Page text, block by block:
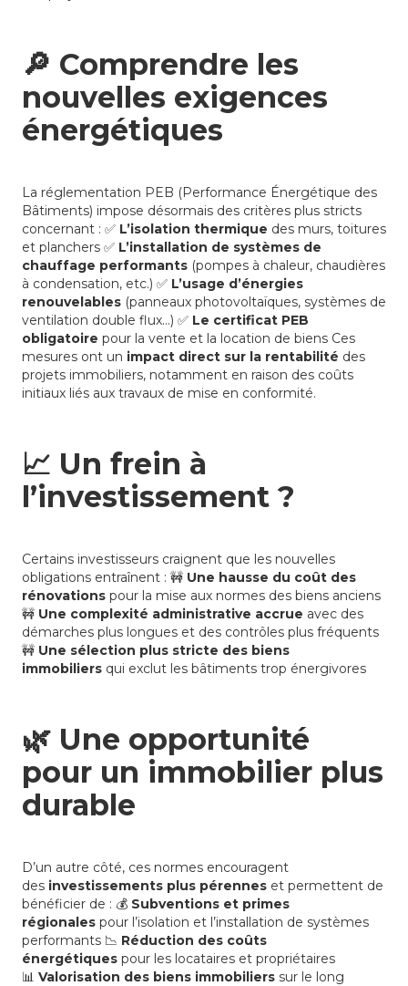
🔎 Comprendre les
nouvelles exigences
énergétiques
La réglementation PEB (Performance Énergétique des
Bâtiments) impose désormais des critères plus stricts
concernant : ✅ L’isolation thermique des murs, toitures
et planchers ✅ L’installation de systèmes de
chauffage performants (pompes à chaleur, chaudières
à condensation, etc.) ✅ L’usage d’énergies
renouvelables (panneaux photovoltaïques, systèmes de
ventilation double flux...) ✅ Le certificat PEB
obligatoire pour la vente et la location de biens Ces
mesures ont un impact direct sur la rentabilité des
projets immobiliers, notamment en raison des coûts
initiaux liés aux travaux de mise en conformité.
📈 Un frein à
l’investissement ?
Certains investisseurs craignent que les nouvelles
obligations entraînent : 🚧 Une hausse du coût des
rénovations pour la mise aux normes des biens anciens
🚧 Une complexité administrative accrue avec des
démarches plus longues et des contrôles plus fréquents
🚧 Une sélection plus stricte des biens
immobiliers qui exclut les bâtiments trop énergivores
🌿 Une opportunité
pour un immobilier plus
durable
D’un autre côté, ces normes encouragent
des investissements plus pérennes et permettent de
bénéficier de : 💰 Subventions et primes
régionales pour l’isolation et l’installation de systèmes
performants 📉 Réduction des coûts
énergétiques pour les locataires et propriétaires
📊 Valorisation des biens immobiliers sur le long